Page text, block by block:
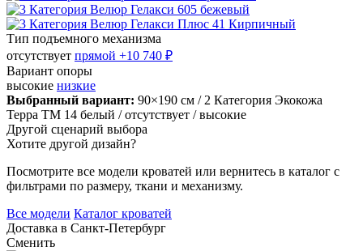
Тип подъемного механизма
отсутствует прямой +10 740 ₽
Вариант опоры
высокие низкие
Выбранный вариант: 90×190 см / 2 Категория Экокожа
Терра ТМ 14 белый / отсутствует / высокие
Другой сценарий выбора
Хотите другой дизайн?
Посмотрите все модели кроватей или вернитесь в каталог с
фильтрами по размеру, ткани и механизму.
Все модели Каталог кроватей
Доставка в Санкт-Петербург
Сменить